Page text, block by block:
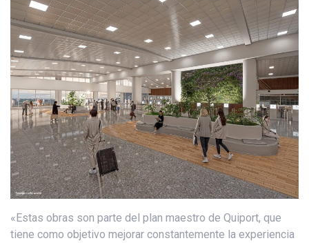
«Estas obras son parte del plan maestro de Quiport, que
tiene como objetivo mejorar constantemente la experiencia